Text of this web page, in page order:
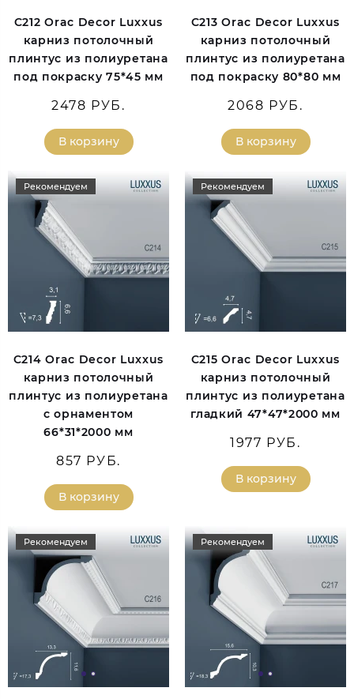
C212 Orac Decor Luxxus
карниз потолочный
плинтус из полиуретана
под покраску 75*45 мм
2478 РУБ.
В корзину
C213 Orac Decor Luxxus
карниз потолочный
плинтус из полиуретана
под покраску 80*80 мм
2068 РУБ.
В корзину
Рекомендуем
C214 Orac Decor Luxxus
карниз потолочный
плинтус из полиуретана
с орнаментом
66*31*2000 мм
857 РУБ.
В корзину
Рекомендуем
C215 Orac Decor Luxxus
карниз потолочный
плинтус из полиуретана
гладкий 47*47*2000 мм
1977 РУБ.
В корзину
Рекомендуем Рекомендуем